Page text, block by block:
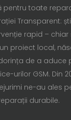
pentru toate
Transparent:
rapid – chiar
un proiect local,
de a aduce
urilor GSM. Din
ne-au ales
durabile.